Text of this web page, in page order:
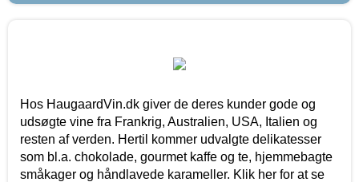
Hos HaugaardVin.dk giver de deres kunder gode og
udsøgte vine fra Frankrig, Australien, USA, Italien og
resten af verden. Hertil kommer udvalgte delikatesser
som bl.a. chokolade, gourmet kaffe og te, hjemmebagte
småkager og håndlavede karameller. Klik her for at se